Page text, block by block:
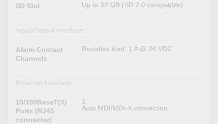
SD Slot Up to 32 GB (SD 2.0 compatible)
Input/Output Interface
Alarm Contact
Channels
Resistive load: 1 A @ 24 VDC
Ethernet Interface
10/100BaseT(X)
Ports (RJ45
connector)
1
Auto MDI/MDI-X connection